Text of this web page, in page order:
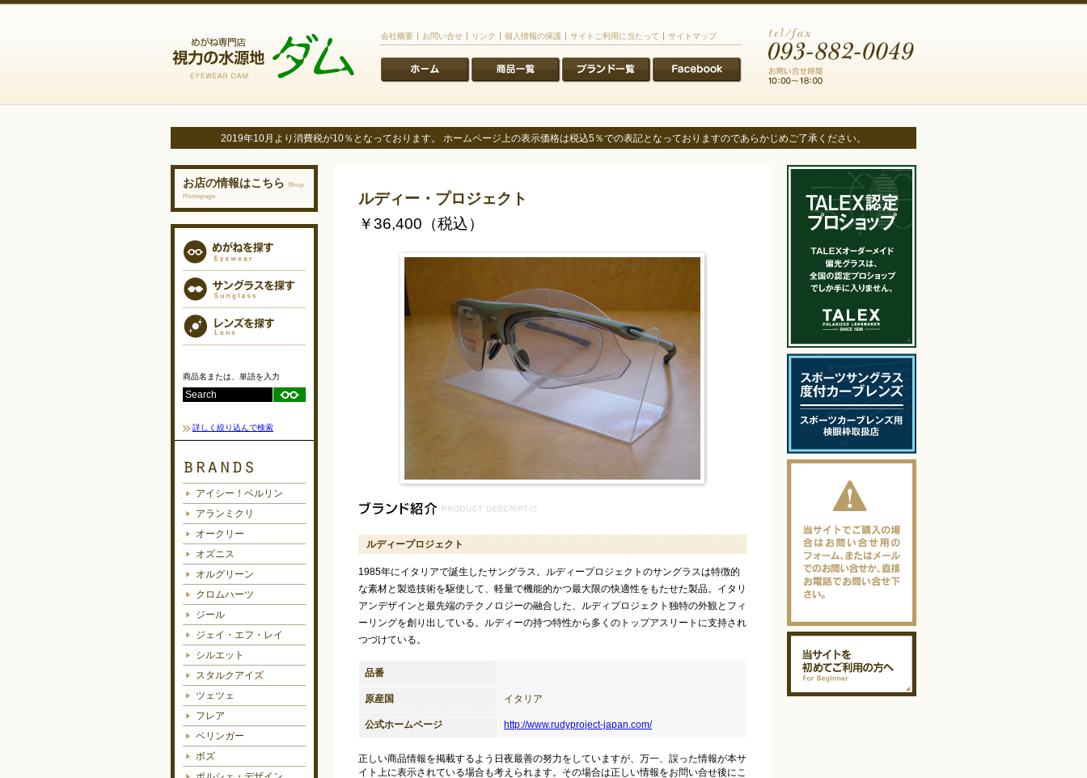
会社概要 お問い合せ リンク 個人情報の保護 サイトご利用に当たって サイトマップ
2019年10月より消費税が10％となっております。 ホームページ上の表示価格は税込5％での表記となっておりますのであらかじめご了承ください。
お店の情報はこちら Shop
Homepage
商品名または、単語を入力
詳しく絞り込んで検索
アイシー！ベルリン
アランミクリ
オークリー
オズニス
オルグリーン
クロムハーツ
ジール
ジェイ・エフ・レイ
シルエット
スタルクアイズ
ツェツェ
フレア
ベリンガー
ボズ
ルディー・プロジェクト
￥36,400（税込）
ルディープロジェクト
1985年にイタリアで誕生したサングラス。ルディープロジェクトのサングラスは特徴的
な素材と製造技術を駆使して、軽量で機能的かつ最大限の快適性をもたせた製品。イタリ
アンデザインと最先端のテクノロジーの融合した、ルディプロジェクト独特の外観とフィ
ーリングを創り出している。ルディーの持つ特性から多くのトップアスリートに支持され
つづけている。
品番
原産国 イタリア
公式ホームページ http://www.rudyproject-japan.com/
正しい商品情報を掲載するよう日夜最善の努力をしていますが、万一、誤った情報が本サ
イト上に表示されている場合も考えられます。その場合は正しい情報をお問い合せ後にこ